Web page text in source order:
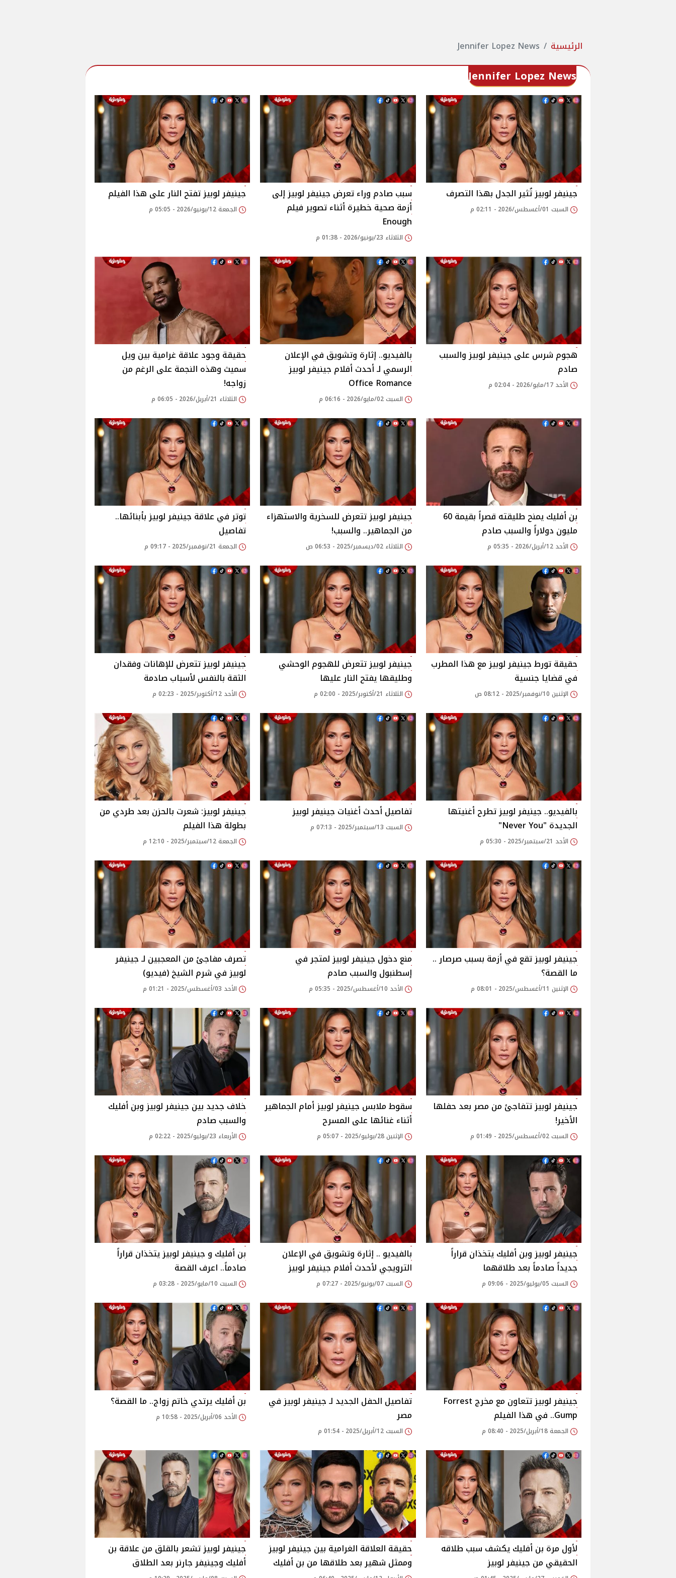
الرئيسية Jennifer Lopez News
Jennifer Lopez News
جينيفر لوبيز تُثير الجدل بهذا التصرف
السبت 01/أغسطس/2026 - 02:11 م
سبب صادم وراء تعرض جينيفر لوبيز إلى
أزمة صحية خطيرة أثناء تصوير فيلم
Enough
الثلاثاء 23/يونيو/2026 - 01:38 م
جينيفر لوبيز تفتح النار على هذا الفيلم
الجمعة 12/يونيو/2026 - 05:05 م
هجوم شرس على جينيفر لوبيز والسبب
صادم
الأحد 17/مايو/2026 - 02:04 م
بالفيديو.. إثارة وتشويق في الإعلان
الرسمي لـ أحدث أفلام جينيفر لوبيز
Office Romance
السبت 02/مايو/2026 - 06:16 م
حقيقة وجود علاقة غرامية بين ويل
سميث وهذه النجمة على الرغم من
زواجه!
الثلاثاء 21/أبريل/2026 - 06:05 م
بن أفليك يمنح طليقته قصراً بقيمة 60
مليون دولاراً والسبب صادم
الأحد 12/أبريل/2026 - 05:35 م
جينيفر لوبيز تتعرض للسخرية والاستهزاء
من الجماهير.. والسبب!
الثلاثاء 02/ديسمبر/2025 - 06:53 ص
توتر في علاقة جينيفر لوبيز بأبنائها..
تفاصيل
الجمعة 21/نوفمبر/2025 - 09:17 م
حقيقة تورط جينيفر لوبيز مع هذا المطرب
في قضايا جنسية
الإثنين 10/نوفمبر/2025 - 08:12 ص
جينيفر لوبيز تتعرض للهجوم الوحشي
وطليقها يفتح النار عليها
الثلاثاء 21/أكتوبر/2025 - 02:00 م
جينيفر لوبيز تتعرض للإهانات وفقدان
الثقة بالنفس لأسباب صادمة
الأحد 12/أكتوبر/2025 - 02:23 م
بالفيديو.. جينيفر لوبيز تطرح أغنيتها
الجديدة "Never You"
الأحد 21/سبتمبر/2025 - 05:30 م
تفاصيل أحدث أغنيات جينيفر لوبيز
السبت 13/سبتمبر/2025 - 07:13 م
جينيفر لوبيز: شعرت بالحزن بعد طردي من
بطولة هذا الفيلم
الجمعة 12/سبتمبر/2025 - 12:10 م
جينيفر لوبيز تقع في أزمة بسبب صرصار ..
ما القصة؟
الإثنين 11/أغسطس/2025 - 08:01 م
منع دخول جينيفر لوبيز لمتجر في
إسطنبول والسبب صادم
الأحد 10/أغسطس/2025 - 05:35 م
تصرف مفاجئ من المعجبين لـ جينيفر
لوبيز في شرم الشيخ (فيديو)
الأحد 03/أغسطس/2025 - 01:21 م
جينيفر لوبيز تتفاجئ من مصر بعد حفلها
الأخير!
السبت 02/أغسطس/2025 - 01:49 م
سقوط ملابس جينيفر لوبيز أمام الجماهير
أثناء غنائها على المسرح
الإثنين 28/يوليو/2025 - 05:07 م
خلاف جديد بين جينيفر لوبيز وبن أفليك
والسبب صادم
الأربعاء 23/يوليو/2025 - 02:22 م
جينيفر لوبيز وبن أفليك يتخذان قراراً
جديداً صادماً بعد طلاقهما
السبت 05/يوليو/2025 - 09:06 م
بالفيديو .. إثارة وتشويق في الإعلان
الترويجي لأحدث أفلام جينيفر لوبيز
السبت 07/يونيو/2025 - 07:27 م
بن أفليك و جينيفر لوبيز يتخذان قراراً
صادماً.. اعرف القصة
السبت 10/مايو/2025 - 03:28 م
جينيفر لوبيز تتعاون مع مخرج Forrest
Gump.. في هذا الفيلم
الجمعة 18/أبريل/2025 - 08:40 م
تفاصيل الحفل الجديد لـ جينيفر لوبيز في
مصر
السبت 12/أبريل/2025 - 01:54 م
بن أفليك يرتدي خاتم زواج.. ما القصة؟
الأحد 06/أبريل/2025 - 10:58 م
لأول مرة بن أفليك يكشف سبب طلاقه
الحقيقي من جينيفر لوبيز
حقيقة العلاقة الغرامية بين جينيفر لوبيز
وممثل شهير بعد طلاقها من بن أفليك
جينيفر لوبيز تشعر بالقلق من علاقة بن
أفليك وجينيفر جارنر بعد الطلاق